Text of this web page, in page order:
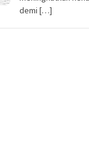
demi […]